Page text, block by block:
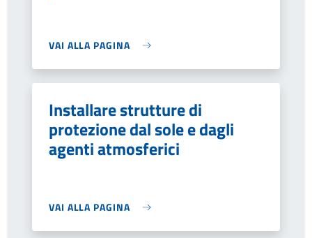
VAI ALLA PAGINA
Installare strutture di
protezione dal sole e dagli
agenti atmosferici
VAI ALLA PAGINA